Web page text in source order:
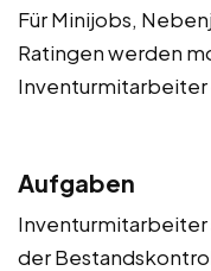
Für Minijobs,
Ratingen werden
Inventurmitarbeiter
Aufgaben
Inventurmitarbeiter
der